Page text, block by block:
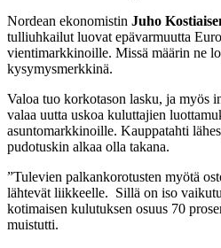
Nordean ekonomistin Juho
tulliuhkailut luovat epävarmuutta
vientimarkkinoille. Missä määrin ne
kysymysmerkkinä.
Valoa tuo korkotason lasku, ja myös
valaa uutta uskoa kuluttajien
asuntomarkkinoille. Kauppatahti
pudotuskin alkaa olla takana.
”Tulevien palkankorotusten myötä
lähtevät liikkeelle. Sillä on iso
kotimaisen kulutuksen osuus 70
muistutti.